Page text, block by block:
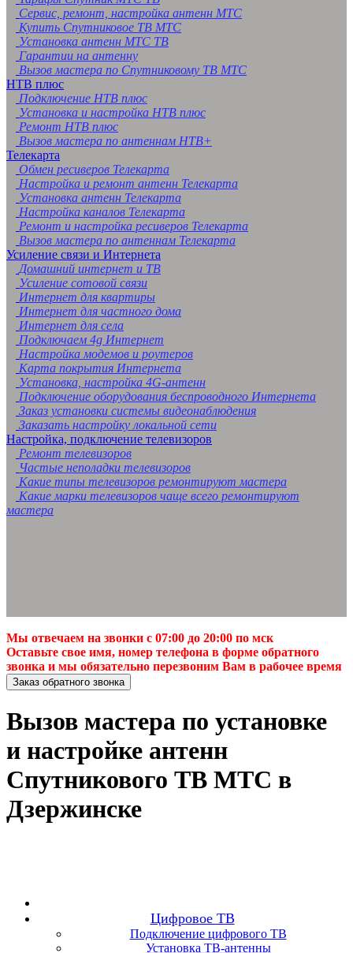
Сервис, ремонт, настройка антенн МТС
Купить Спутниковое ТВ МТС
Установка антенн МТС ТВ
Гарантии на антенну
Вызов мастера по Спутниковому ТВ МТС
НТВ плюс
Подключение НТВ плюс
Установка и настройка НТВ плюс
Ремонт НТВ плюс
Вызов мастера по антеннам НТВ+
Телекарта
Обмен ресиверов Телекарта
Настройка и ремонт антенн Телекарта
Установка антенн Телекарта
Настройка каналов Телекарта
Ремонт и настройка ресиверов Телекарта
Вызов мастера по антеннам Телекарта
Усиление связи и Интернета
Домашний интернет и ТВ
Усиление сотовой связи
Интернет для квартиры
Интернет для частного дома
Интернет для села
Подключаем 4g Интернет
Настройка модемов и роутеров
Карта покрытия Интернета
Установка, настройка 4G-антенн
Подключение оборудования беспроводного Интернета
Заказ установки системы видеонаблюдения
Заказать настройку локальной сети
Настройка, подключение телевизоров
Ремонт телевизоров
Частые неполадки телевизоров
Какие типы телевизоров ремонтируют мастера
Какие марки телевизоров чаще всего ремонтируют
мастера
Мы отвечаем на звонки с 07:00 до 20:00 по мск
Оставьте свое имя, номер телефона в форме обратного
звонка и мы обязательно перезвоним Вам в рабочее время
Заказ обратного звонка
Вызов мастера по установке
и настройке антенн
Спутникового ТВ МТС в
Дзержинске
Цифровое ТВ
Подключение цифрового ТВ
Установка ТВ-антенны